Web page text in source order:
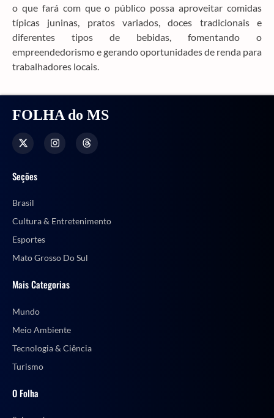
o que fará com que o público possa aproveitar comidas
típicas juninas, pratos variados, doces tradicionais e
diferentes tipos de bebidas, fomentando o
empreendedorismo e gerando oportunidades de renda para
trabalhadores locais.
FOLHA do MS
Seções
Brasil
Cultura & Entretenimento
Esportes
Mato Grosso Do Sul
Mais Categorias
Mundo
Meio Ambiente
Tecnologia & Ciência
Turismo
O Folha